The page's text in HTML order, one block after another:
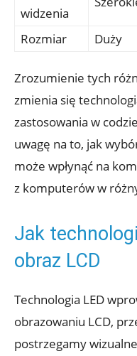
widzenia
Rozmiar
Duży
Zrozumienie tych
zmienia się
zastosowania w
uwagę na to, jak
może wpłynąć na
z komputerów w
Jak
obraz LCD
Technologia LED
obrazowaniu LCD,
postrzegamy